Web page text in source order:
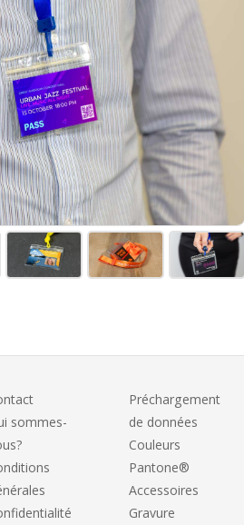
sommes-
Préchargement
de données
Couleurs
Pantone®
Accessoires
Gravure